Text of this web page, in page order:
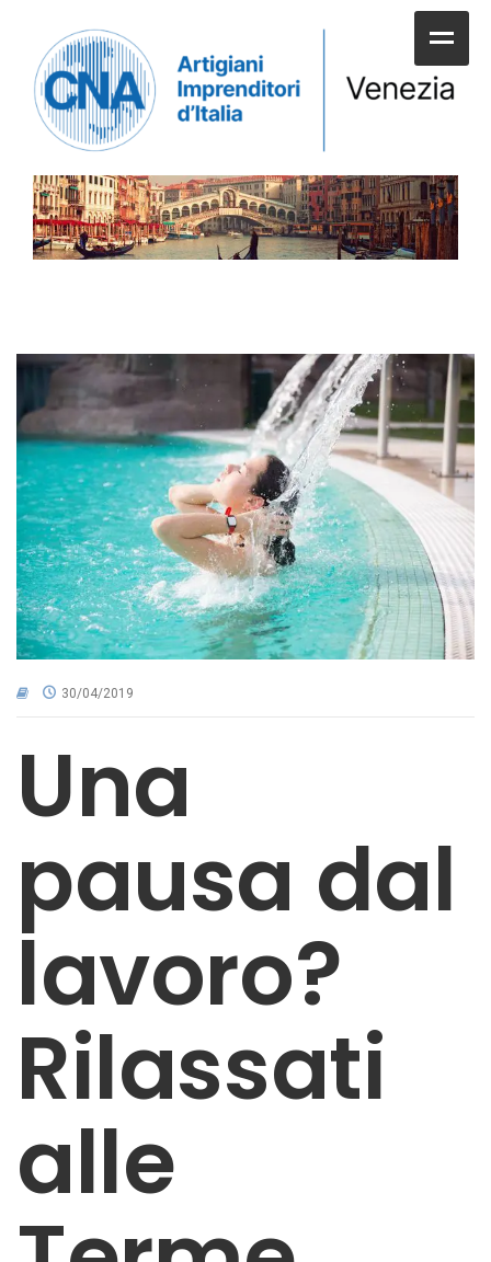
HOME
SERVIZI ALLE IMPRESE
APPUNTAMENTI E NEWS
SPORTELLI
CNA NEL TERRITORIO
AREA RISERVATA
30/04/2019
Una
pausa dal
lavoro?
Rilassati
alle